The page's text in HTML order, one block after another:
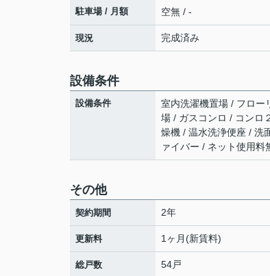
駐車場 / 月額 空無 / -
現況 完成済み
設備条件
設備条件
室内洗濯機置場 / フロー
場 / ガスコンロ / コンロ
燥機 / 温水洗浄便座 / 洗
ァイバー / ネット使用
その他
契約期間 2年
更新料 1ヶ月(新賃料)
総戸数 54戸